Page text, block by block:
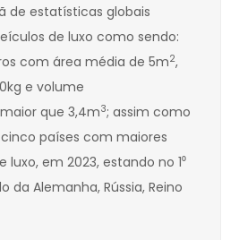
de estatísticas globais
de luxo como sendo:
com área média de 5m2,
e volume
que 3,4m3; assim como
países com maiores
luxo, em 2023, estando no 1⁰
da Alemanha, Rússia, Reino